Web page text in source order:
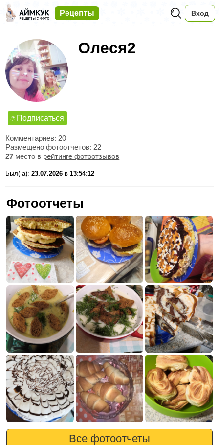
Рецепты Вход
Олеся2
Подписаться
Комментариев: 20
Размещено фотоотчетов: 22
27 место в рейтинге фотоотзывов
Был(-а):23.07.2026 в13:54:12
Фотоотчеты
Все фотоотчеты